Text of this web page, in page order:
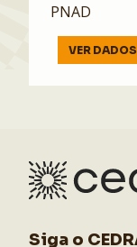
PNAD
VER DADOS
Siga o